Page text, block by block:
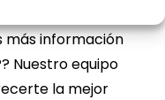
más información
Nuestro equipo
la mejor